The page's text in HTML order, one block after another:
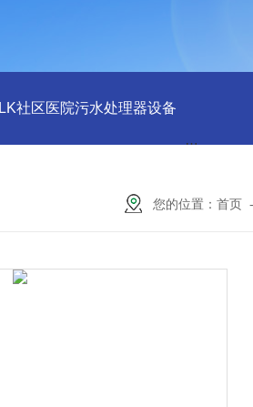
LK社区医院污水处理器设备
您的位置： 首页 -